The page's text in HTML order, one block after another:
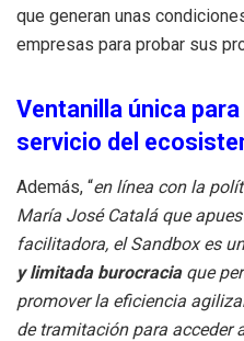
que generan unas
empresas para probar sus
Ventanilla única
servicio del
Además, “en línea con la
María José Catalá que
facilitadora, el Sandbox es
y limitada burocraciaque
promover la eficiencia
de tramitación para acceder